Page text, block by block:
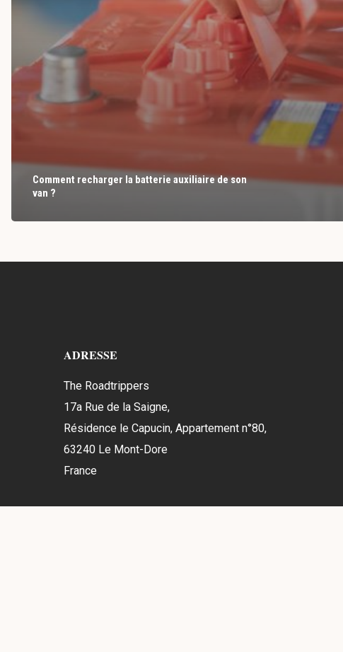
Comment recharger la batterie auxiliaire de son
van ?
ADRESSE
The Roadtrippers
17a Rue de la Saigne,
Résidence le Capucin, Appartement n°80,
63240 Le Mont-Dore
France